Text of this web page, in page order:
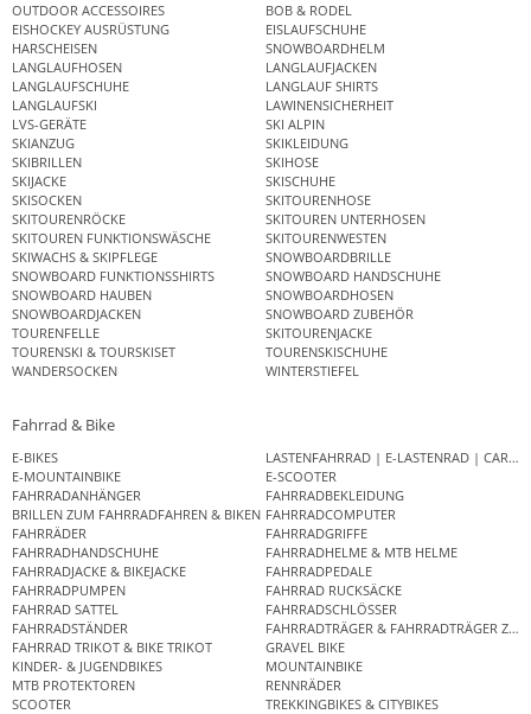
OUTDOOR ACCESSOIRES
BOB & RODEL
EISHOCKEY AUSRÜSTUNG
EISLAUFSCHUHE
HARSCHEISEN
SNOWBOARDHELM
LANGLAUFHOSEN
LANGLAUFJACKEN
LANGLAUFSCHUHE
LANGLAUF SHIRTS
LANGLAUFSKI
LAWINENSICHERHEIT
LVS-GERÄTE
SKI ALPIN
SKIANZUG
SKIKLEIDUNG
SKIBRILLEN
SKIHOSE
SKIJACKE
SKISCHUHE
SKISOCKEN
SKITOURENHOSE
SKITOURENRÖCKE
SKITOUREN UNTERHOSEN
SKITOUREN FUNKTIONSWÄSCHE
SKITOURENWESTEN
SKIWACHS & SKIPFLEGE
SNOWBOARDBRILLE
SNOWBOARD FUNKTIONSSHIRTS
SNOWBOARD HANDSCHUHE
SNOWBOARD HAUBEN
SNOWBOARDHOSEN
SNOWBOARDJACKEN
SNOWBOARD ZUBEHÖR
TOURENFELLE
SKITOURENJACKE
TOURENSKI & TOURSKISET
TOURENSKISCHUHE
WANDERSOCKEN
WINTERSTIEFEL
Fahrrad & Bike
E-BIKES
LASTENFAHRRAD | E-LASTENRAD |
E-MOUNTAINBIKE
E-SCOOTER
FAHRRADANHÄNGER
FAHRRADBEKLEIDUNG
BRILLEN ZUM FAHRRADFAHREN & BIKEN FAHRRADCOMPUTER
FAHRRÄDER
FAHRRADGRIFFE
FAHRRADHANDSCHUHE
FAHRRADHELME & MTB HELME
FAHRRADJACKE & BIKEJACKE
FAHRRADPEDALE
FAHRRADPUMPEN
FAHRRAD RUCKSÄCKE
FAHRRAD SATTEL
FAHRRADSCHLÖSSER
FAHRRADSTÄNDER
FAHRRADTRÄGER & FAHRRADTRÄGER
FAHRRAD TRIKOT & BIKE TRIKOT
GRAVEL BIKE
KINDER- & JUGENDBIKES
MOUNTAINBIKE
MTB PROTEKTOREN
RENNRÄDER
SCOOTER
TREKKINGBIKES & CITYBIKES